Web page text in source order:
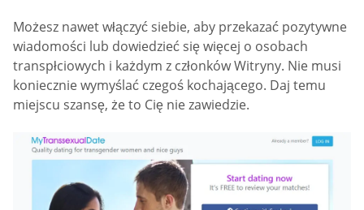
Możesz nawet włączyć siebie, aby przekazać pozytywne
wiadomości lub dowiedzieć się więcej o osobach
transpłciowych i każdym z członków Witryny. Nie musi
koniecznie wymyślać czegoś kochającego. Daj temu
miejscu szansę, że to Cię nie zawiedzie.